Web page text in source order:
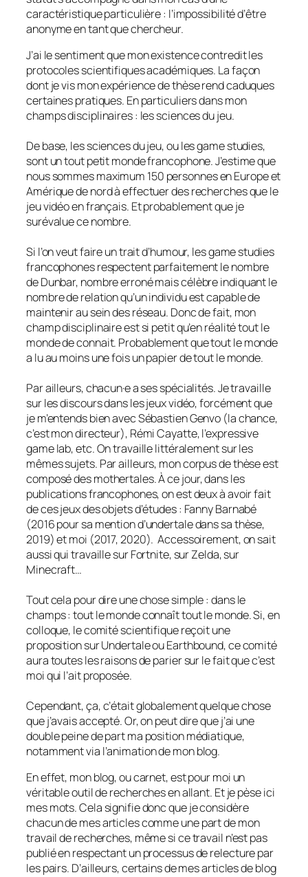
caractéristique particulière : l’impossibilité d’être
anonyme en tant que chercheur.
J’ai le sentiment que mon existence contredit les
protocoles scientifiques académiques. La façon
dont je vis mon expérience de thèse rend caduques
certaines pratiques. En particuliers dans mon
champs disciplinaires : les sciences du jeu.
De base, les sciences du jeu, ou les game studies,
sont un tout petit monde francophone. J’estime que
nous sommes maximum 150 personnes en Europe et
Amérique de nord à effectuer des recherches que le
jeu vidéo en français. Et probablement que je
surévalue ce nombre.
Si l’on veut faire un trait d’humour, les game studies
francophones respectent parfaitement le nombre
de Dunbar, nombre erroné mais célèbre indiquant le
nombre de relation qu’un individu est capable de
maintenir au sein des réseau. Donc de fait, mon
champ disciplinaire est si petit qu’en réalité tout le
monde de connait. Probablement que tout le monde
a lu au moins une fois un papier de tout le monde.
Par ailleurs, chacun·e a ses spécialités. Je travaille
sur les discours dans les jeux vidéo, forcément que
je m’entends bien avec Sébastien Genvo (la chance,
c’est mon directeur), Rémi Cayatte, l’expressive
game lab, etc. On travaille littéralement sur les
mêmes sujets. Par ailleurs, mon corpus de thèse est
composé des mothertales. À ce jour, dans les
publications francophones, on est deux à avoir fait
de ces jeux des objets d’études : Fanny Barnabé
(2016 pour sa mention d’undertale dans sa thèse,
2019) et moi (2017, 2020). Accessoirement, on sait
aussi qui travaille sur Fortnite, sur Zelda, sur
Minecraft…
Tout cela pour dire une chose simple : dans le
champs : tout le monde connaît tout le monde. Si, en
colloque, le comité scientifique reçoit une
proposition sur Undertale ou Earthbound, ce comité
aura toutes les raisons de parier sur le fait que c’est
moi qui l’ait proposée.
Cependant, ça, c’était globalement quelque chose
que j’avais accepté. Or, on peut dire que j’ai une
double peine de part ma position médiatique,
notamment via l’animation de mon blog.
En effet, mon blog, ou carnet, est pour moi un
véritable outil de recherches en allant. Et je pèse ici
mes mots. Cela signifie donc que je considère
chacun de mes articles comme une part de mon
travail de recherches, même si ce travail n’est pas
publié en respectant un processus de relecture par
les pairs. D’ailleurs, certains de mes articles de blog